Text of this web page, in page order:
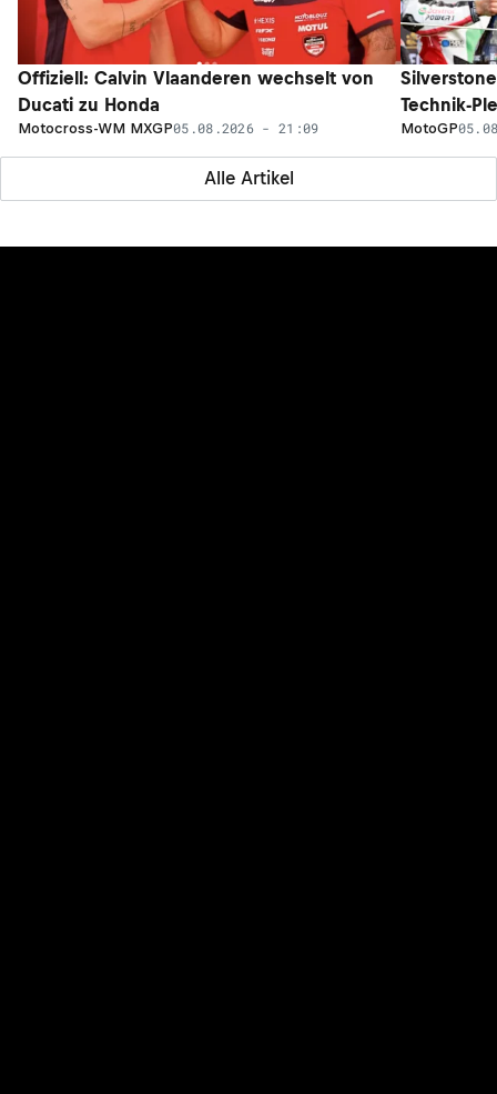
Alle Artikel
Offiziell: Calvin Vlaanderen wechselt von
Ducati zu Honda
Motocross-WM MXGP05.08.2026 - 21:09
Technik-
MotoGP